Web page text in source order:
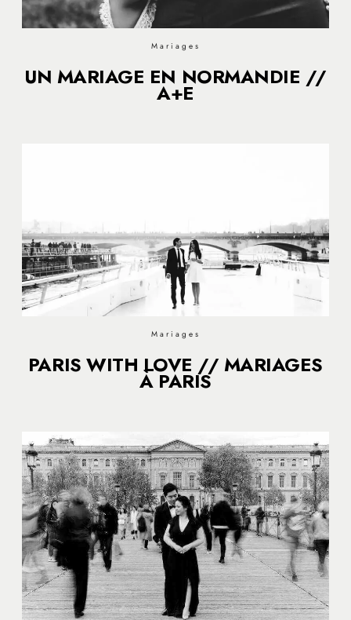
Mariages
UN MARIAGE EN NORMANDIE //
A+E
Mariages
PARIS WITH LOVE // MARIAGES
À PARIS